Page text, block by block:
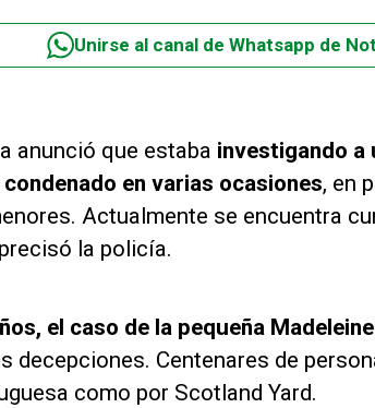
Unirse al canal de Whatsapp de
anunció que estaba investigando a
en varias ocasiones, en
Actualmente se encuentra
la policía.
el caso de la pequeña
decepciones. Centenares de
como por Scotland Yard.